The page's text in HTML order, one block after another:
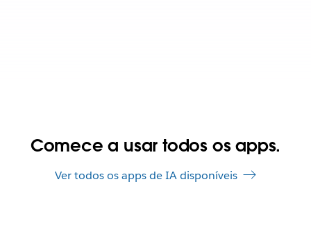
Comece a usar todos os apps.
Ver todos os apps de IA disponíveis